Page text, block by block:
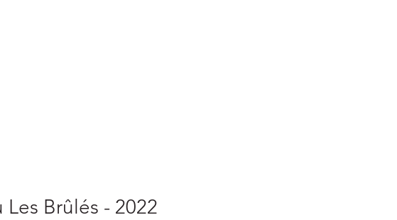
Brûlés - 2022